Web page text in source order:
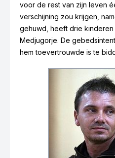
Mirjana
Soldo
voor de rest van zijn leven
verschijning zou krijgen,
gehuwd, heeft drie
Medjugorje. De
hem toevertrouwde is te